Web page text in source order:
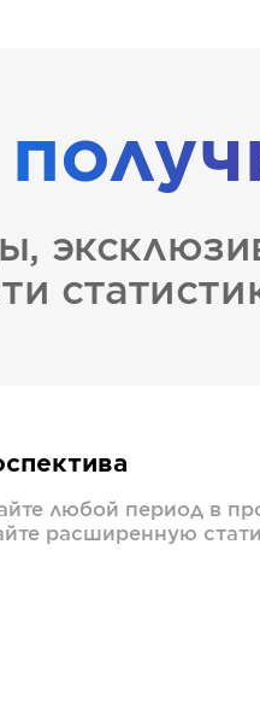
любой период в
расширенную